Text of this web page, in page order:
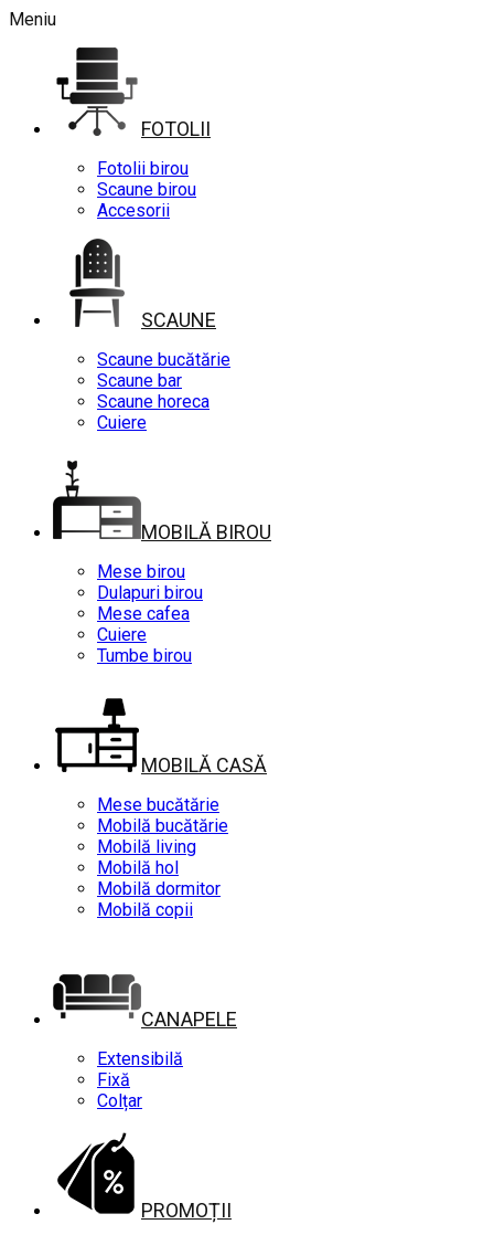
Meniu
FOTOLII
Fotolii birou
Scaune birou
Accesorii
SCAUNE
Scaune bucătărie
Scaune bar
Scaune horeca
Cuiere
MOBILĂ BIROU
Mese birou
Dulapuri birou
Mese cafea
Cuiere
Tumbe birou
MOBILĂ CASĂ
Mese bucătărie
Mobilă bucătărie
Mobilă living
Mobilă hol
Mobilă dormitor
Mobilă copii
CANAPELE
Extensibilă
Fixă
Colțar
PROMOȚII